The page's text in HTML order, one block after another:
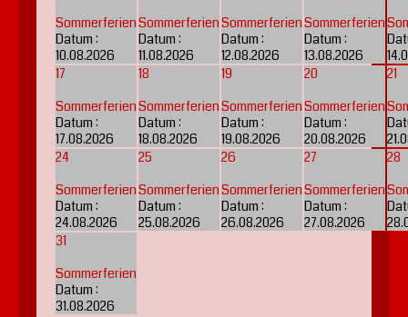
Sommerferien
Datum :
10.08.2026
Sommerferien
Datum :
11.08.2026
Sommerferien
Datum :
12.08.2026
Sommerferien
Datum :
13.08.2026
17
Sommerferien
Datum :
17.08.2026
18
Sommerferien
Datum :
18.08.2026
19
Sommerferien
Datum :
19.08.2026
20
Sommerferien
Datum :
20.08.2026
21
24
Sommerferien
Datum :
24.08.2026
25
Sommerferien
Datum :
25.08.2026
26
Sommerferien
Datum :
26.08.2026
27
Sommerferien
Datum :
27.08.2026
28
31
Sommerferien
Datum :
31.08.2026